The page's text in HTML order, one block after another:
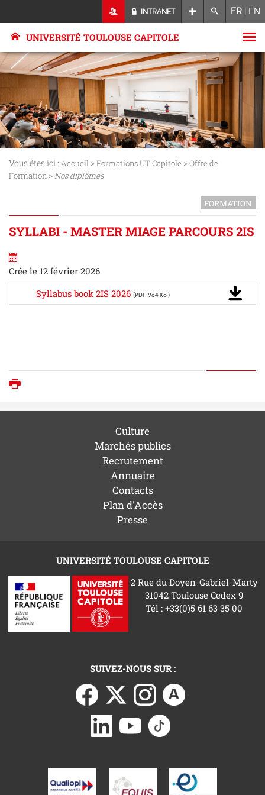
INTRANET FR | EN
UNIVERSITÉ TOULOUSE CAPITOLE
Vous êtes ici : Accueil >Formations UT Capitole >Offre de
Formation >Nos diplômes
FORMATION
SYLLABI - MASTER MIAGE PARCOURS 2IS
Crée le 12 février 2026
Syllabus book 2IS 2026 (PDF, 964 Ko )
Culture
Marchés publics
Recrutement
Annuaire
Contacts
Plan d'Accès
Presse
UNIVERSITÉ TOULOUSE CAPITOLE
2 Rue du Doyen-Gabriel-Marty
31042 Toulouse Cedex 9
Tél : +33(0)5 61 63 35 00
SUIVEZ-NOUS SUR :